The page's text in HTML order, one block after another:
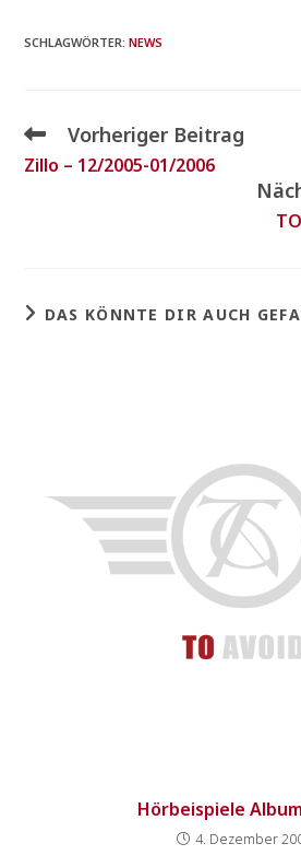
SCHLAGWÖRTER:NEWS
Vorheriger Beitrag
Zillo – 12/2005-01/2006
DAS KÖNNTE DIR AUCH
Hörbeispiele
4. Dezember